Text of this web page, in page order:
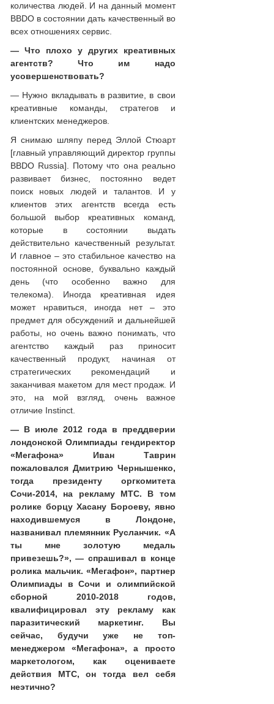
количества людей. И на данный момент
BBDO в состоянии дать качественный во
всех отношениях сервис.
— Что плохо у других креативных
агентств? Что им надо
усовершенствовать?
— Нужно вкладывать в развитие, в свои
креативные команды, стратегов и
клиентских менеджеров.
Я снимаю шляпу перед Эллой Стюарт
[главный управляющий директор группы
BBDO Russia]. Потому что она реально
развивает бизнес, постоянно ведет
поиск новых людей и талантов. И у
клиентов этих агентств всегда есть
большой выбор креативных команд,
которые в состоянии выдать
действительно качественный результат.
И главное – это стабильное качество на
постоянной основе, буквально каждый
день (что особенно важно для
телекома). Иногда креативная идея
может нравиться, иногда нет – это
предмет для обсуждений и дальнейшей
работы, но очень важно понимать, что
агентство каждый раз приносит
качественный продукт, начиная от
стратегических рекомендаций и
заканчивая макетом для мест продаж. И
это, на мой взгляд, очень важное
отличие Instinct.
— В июле 2012 года в преддверии
лондонской Олимпиады гендиректор
«Мегафона» Иван Таврин
пожаловался Дмитрию Чернышенко,
тогда президенту оргкомитета
Сочи-2014, на рекламу МТС. В том
ролике борцу Хасану Бороеву, явно
находившемуся в Лондоне,
названивал племянник Русланчик. «А
ты мне золотую медаль
привезешь?», — спрашивал в конце
ролика мальчик. «Мегафон», партнер
Олимпиады в Сочи и олимпийской
сборной 2010-2018 годов,
квалифицировал эту рекламу как
паразитический маркетинг. Вы
сейчас, будучи уже не топ-
менеджером «Мегафона», а просто
маркетологом, как оцениваете
действия МТС, он тогда вел себя
неэтично?